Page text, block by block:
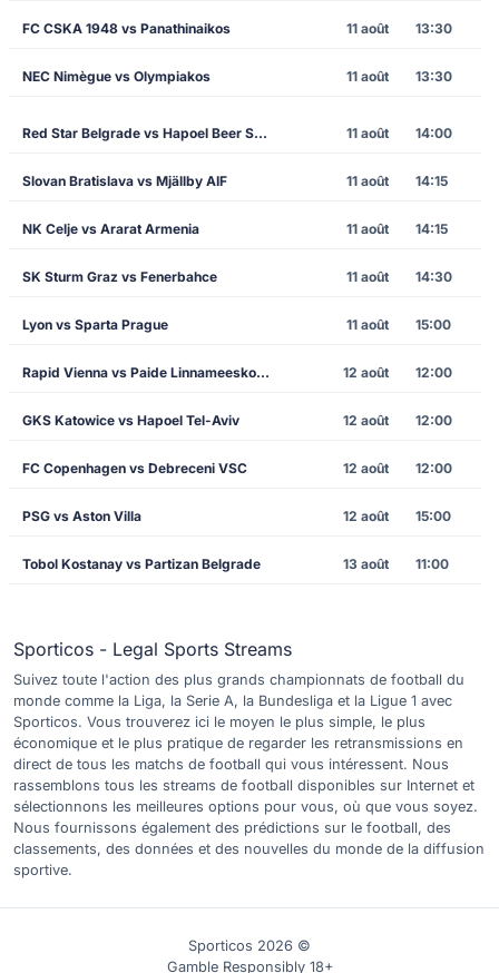
FC CSKA 1948 vs Panathinaikos 11 août 13:30
NEC Nimègue vs Olympiakos 11 août 13:30
Red Star Belgrade vs Hapoel Beer Sheva 11 août 14:00
Slovan Bratislava vs Mjällby AIF 11 août 14:15
NK Celje vs Ararat Armenia 11 août 14:15
SK Sturm Graz vs Fenerbahce 11 août 14:30
Lyon vs Sparta Prague 11 août 15:00
Rapid Vienna vs Paide Linnameeskond 12 août 12:00
GKS Katowice vs Hapoel Tel-Aviv 12 août 12:00
FC Copenhagen vs Debreceni VSC 12 août 12:00
PSG vs Aston Villa 12 août 15:00
Tobol Kostanay vs Partizan Belgrade 13 août 11:00
Sporticos - Legal Sports Streams
Suivez toute l'action des plus grands championnats de football du
monde comme la Liga, la Serie A, la Bundesliga et la Ligue 1 avec
Sporticos. Vous trouverez ici le moyen le plus simple, le plus
économique et le plus pratique de regarder les retransmissions en
direct de tous les matchs de football qui vous intéressent. Nous
rassemblons tous les streams de football disponibles sur Internet et
sélectionnons les meilleures options pour vous, où que vous soyez.
Nous fournissons également des prédictions sur le football, des
classements, des données et des nouvelles du monde de la diffusion
sportive.
Sporticos 2026 ©
Gamble Responsibly 18+